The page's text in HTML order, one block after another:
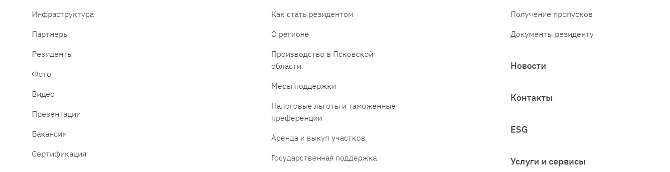
Инфраструктура
Партнеры
Резиденты
Фото
Видео
Презентации
Вакансии
Сертификация
Как стать резидентом
О регионе
Производство в Псковской
области
Меры поддержки
Налоговые льготы и таможенные
преференции
Аренда и выкуп участков
Государственная поддержка
Получение пропусков
Документы резиденту
Новости
Контакты
ESG
Услуги и сервисы